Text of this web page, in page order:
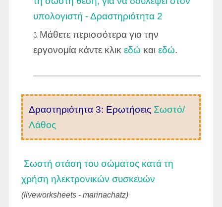
υπολογιστή - Δραστηριότητα 2
Μάθετε περισσότερα για την
εργονομία κάντε κλικ εδώ και εδώ.
Δραστηριότητα 3: Ερωτήσεις Σωστό/
Λάθος
Σωστή στάση του σώματος κατά τη
χρήση ηλεκτρονικών συσκευών
(liveworksheets - marinachatz)